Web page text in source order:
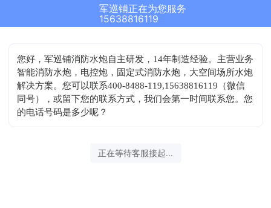
军巡铺正在为您服务
15638816119
您好，军巡铺消防水炮自主研发，14年制造经验。主营业务
智能消防水炮，电控炮，固定式消防水炮，大空间场所水炮
解决方案。您可以联系400-8488-119,15638816119（微信
同号），或留下您的联系方式，我们会第一时间联系您。您
的电话号码是多少呢？
正在等待客服接起...